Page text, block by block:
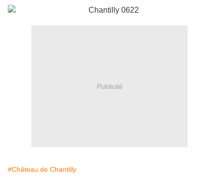
Publicité
#Château de Chantilly